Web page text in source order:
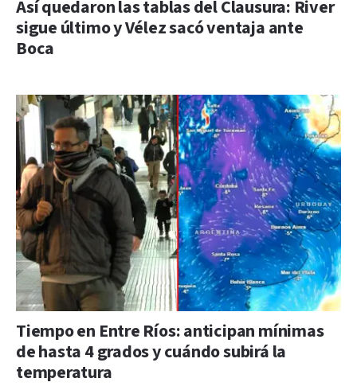
Así quedaron las tablas del Clausura: River
sigue último y Vélez sacó ventaja ante
Boca
Tiempo en Entre Ríos: anticipan mínimas
de hasta 4 grados y cuándo subirá la
temperatura